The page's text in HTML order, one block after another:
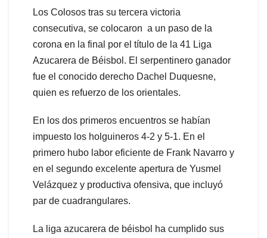
Los Colosos tras su tercera victoria
consecutiva, se colocaron a un paso de la
corona en la final por el título de la 41 Liga
Azucarera de Béisbol. El serpentinero ganador
fue el conocido derecho Dachel Duquesne,
quien es refuerzo de los orientales.
En los dos primeros encuentros se habían
impuesto los holguineros 4-2 y 5-1. En el
primero hubo labor eficiente de Frank Navarro y
en el segundo excelente apertura de Yusmel
Velázquez y productiva ofensiva, que incluyó
par de cuadrangulares.
La liga azucarera de béisbol ha cumplido sus